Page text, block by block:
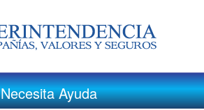
Necesita Ayuda